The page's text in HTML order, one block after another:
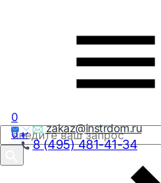
zakaz@instrdom.ru
8 (495) 481-41-34
0
0₽